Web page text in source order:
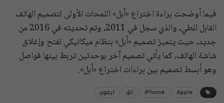
فيما أوضحت براءة اختراع «أبل» اللمحات الأولى لتصميم الهاتف
القابل للطي، والذي سجل في 2011، وتم تحديثه في 2016 من
جديد، حيث يتميز تصميم «أبل» بنظام ميكانيكي لفتح وإغلاق
شاشة الهاتف، كما يأتي تصميم آخر بوحدتين تربط بينها فواصل
وهو أبسط تصميم بين براءات اختراع «أبل».
Apple
iPhone ابل ايفون